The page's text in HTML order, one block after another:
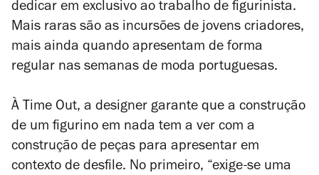
dedicar em exclusivo ao trabalho de figurinista.
Mais raras são as incursões de jovens criadores,
mais ainda quando apresentam de forma
regular nas semanas de moda portuguesas.
À Time Out, a designer garante que a construção
de um figurino em nada tem a ver com a
construção de peças para apresentar em
contexto de desfile. No primeiro, “exige-se uma